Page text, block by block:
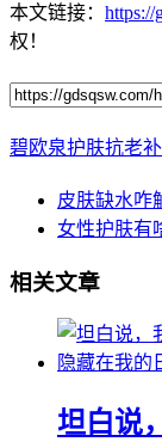
本文链接： https://
权！
碧欧泉护肤抗老
皮肤缺水咋
女性护肤有
相关文章
坦白说